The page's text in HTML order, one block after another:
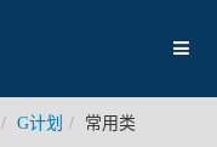
G计划 常用类